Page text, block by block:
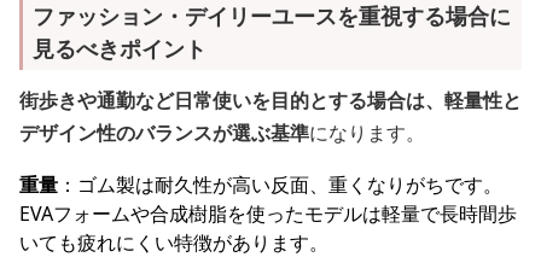
ファッション・デイリーユースを重視する場合に
見るべきポイント
街歩きや通勤など日常使いを目的とする場合は、軽量性と
デザイン性のバランスが選ぶ基準になります。
重量 ：ゴム製は耐久性が高い反面、重くなりがちです。
EVAフォームや合成樹脂を使ったモデルは軽量で長時間歩
いても疲れにくい特徴があります。